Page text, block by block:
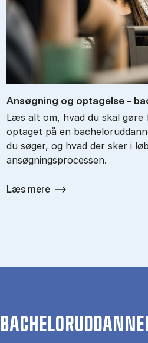
An­søg­ning og op­ta­gel­se -
Læs alt om, hvad du skal gøre
optaget på en
du søger, og hvad der sker i
ansøgningsprocessen.
Læs mere